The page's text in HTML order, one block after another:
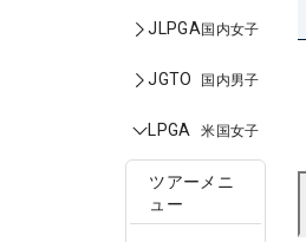
JLPGA国内女子
JGTO 国内男子
LPGA 米国女子
ツアーメニ
ュー